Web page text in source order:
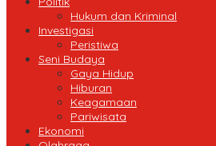
Hukum dan Kriminal
Investigasi
Peristiwa
Seni Budaya
Gaya Hidup
Hiburan
Keagamaan
Pariwisata
Ekonomi